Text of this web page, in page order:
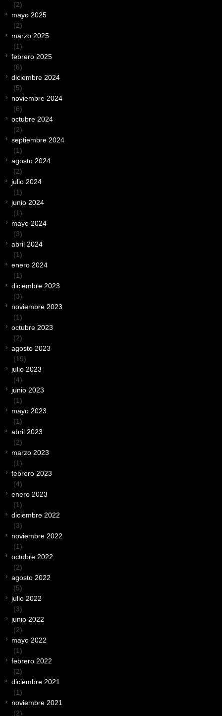
(2)
mayo 2025
(2)
marzo 2025
(1)
febrero 2025
(6)
diciembre 2024
(5)
noviembre 2024
(6)
octubre 2024
(2)
septiembre 2024
(1)
agosto 2024
(2)
julio 2024
(1)
junio 2024
(1)
mayo 2024
(3)
abril 2024
(1)
enero 2024
(1)
diciembre 2023
(3)
noviembre 2023
(1)
octubre 2023
(2)
agosto 2023
(19)
julio 2023
(4)
junio 2023
(1)
mayo 2023
(1)
abril 2023
(2)
marzo 2023
(1)
febrero 2023
(4)
enero 2023
(1)
diciembre 2022
(3)
noviembre 2022
(1)
octubre 2022
(2)
agosto 2022
(5)
julio 2022
(3)
junio 2022
(2)
mayo 2022
(1)
febrero 2022
(2)
diciembre 2021
(1)
noviembre 2021
(2)